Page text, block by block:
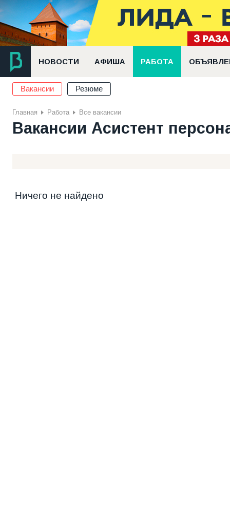
НОВОСТИ АФИША РАБОТА
Вакансии Резюме
Главная Работа Все вакансии
Вакансии Асистент
Ничего не найдено